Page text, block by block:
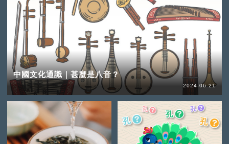
中國文化通識｜甚麼是八音？
2024-06-21